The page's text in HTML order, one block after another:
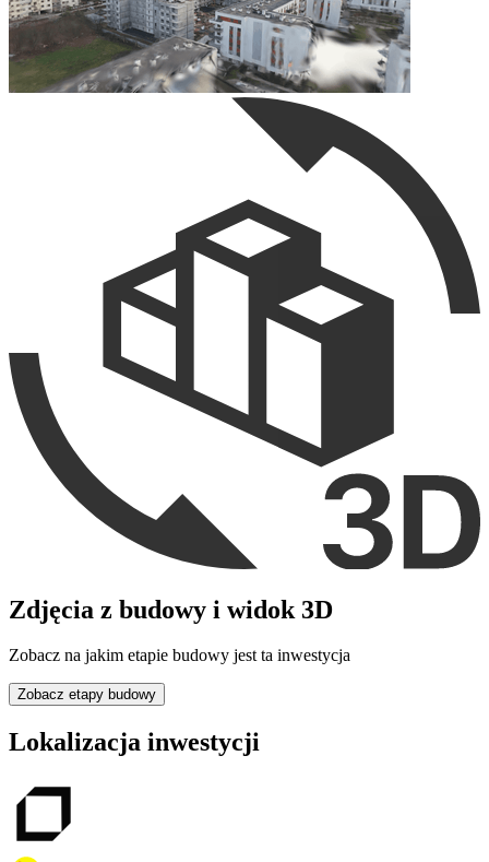
Zdjęcia z budowy i widok 3D
Zobacz na jakim etapie budowy jest ta inwestycja
Zobacz etapy budowy
Lokalizacja inwestycji